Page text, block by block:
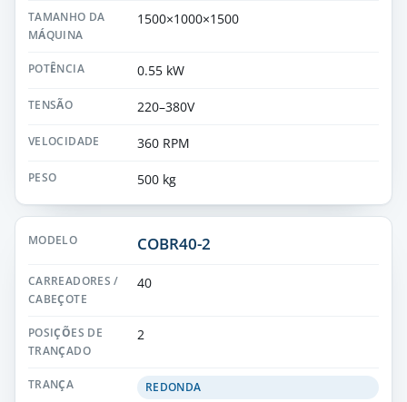
1500×1000×1500
0.55 kW
220–380V
360 RPM
500 kg
COBR40-2
40
2
REDONDA